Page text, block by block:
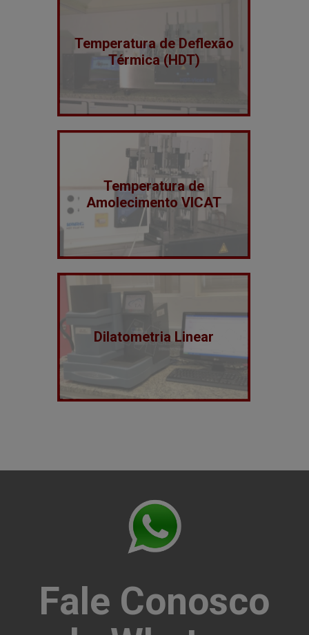
Temperatura de Deflexão
Térmica (HDT)
Temperatura de
Amolecimento VICAT
Dilatometria Linear
Fale Conosco